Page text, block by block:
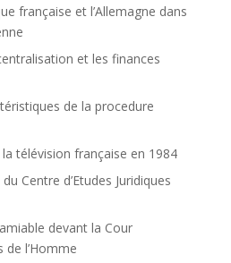
française et l’Allemagne dans
et les finances
de la procedure
la télévision française en 1984
Centre d’Etudes Juridiques
devant la Cour
l’Homme